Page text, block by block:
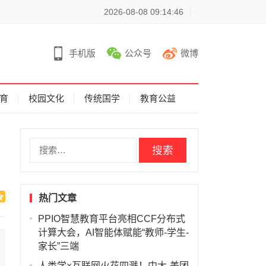
2026-08-08 09:14:46
手机版 公众号 微博
校园文化 传统国学 教育公益
热门文章
PPIO智慧教育平台亮相CCF分布式
计算大会，AI智能体赋能“教师-学生-
家长”三端